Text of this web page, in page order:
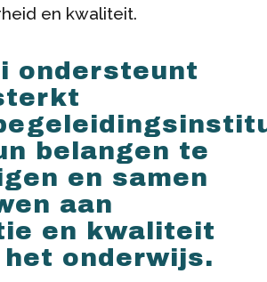
en kwaliteit.
ondersteunt
belangen te
en samen
aan
en kwaliteit
het onderwijs.